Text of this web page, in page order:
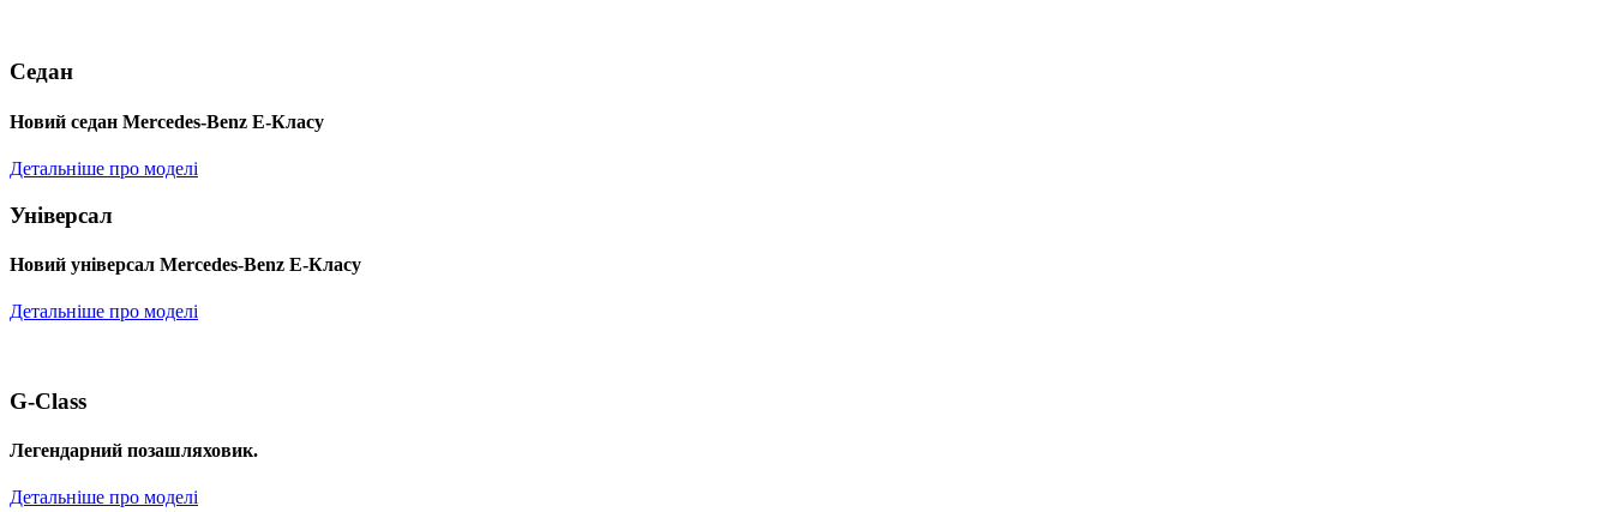
Седан
Новий седан Mercedes-Benz Е-Класу
Детальніше про моделі
Універсал
Новий універсал Mercedes-Benz E-Класу
Детальніше про моделі
G-Class
Легендарний позашляховик.
Детальніше про моделі